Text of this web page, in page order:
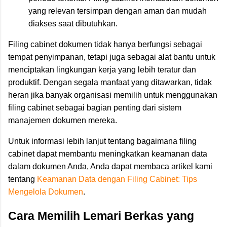
yang relevan tersimpan dengan aman dan mudah
diakses saat dibutuhkan.
Filing cabinet dokumen tidak hanya berfungsi sebagai
tempat penyimpanan, tetapi juga sebagai alat bantu untuk
menciptakan lingkungan kerja yang lebih teratur dan
produktif. Dengan segala manfaat yang ditawarkan, tidak
heran jika banyak organisasi memilih untuk menggunakan
filing cabinet sebagai bagian penting dari sistem
manajemen dokumen mereka.
Untuk informasi lebih lanjut tentang bagaimana filing
cabinet dapat membantu meningkatkan keamanan data
dalam dokumen Anda, Anda dapat membaca artikel kami
tentang Keamanan Data dengan Filing Cabinet: Tips
Mengelola Dokumen.
Cara Memilih Lemari Berkas yang